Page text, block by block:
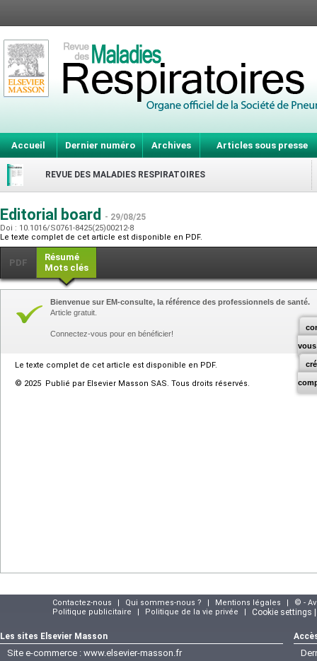
Accueil Dernier numéro Archives Articles sous presse
REVUE DES MALADIES RESPIRATOIRES
Editorial board - 29/08/25
Doi : 10.1016/S0761-8425(25)00212-8
Le texte complet de cet article est disponible en PDF.
PDF
Résumé
Mots clés
vous
Bienvenue sur EM-consulte, la référence des professionnels de santé.
Article gratuit.
Connectez-vous pour en bénéficier!
Le texte complet de cet article est disponible en PDF.
© 2025 Publié par Elsevier Masson SAS. Tous droits réservés.
Contactez-nous | Qui sommes-nous ? | Mentions légales |
© -
Politique publicitaire
| Politique de la vie privée | Cookie settings
Les sites Elsevier Masson
Site e-commerce : www.elsevier-masson.fr